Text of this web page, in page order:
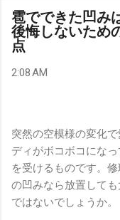
雹でできた凹み
後悔しないため
点
2:08 AM
突然の空模様の変化
ディがボコボコにな
を受けるものです。
の凹みなら放置して
ではないでしょうか。